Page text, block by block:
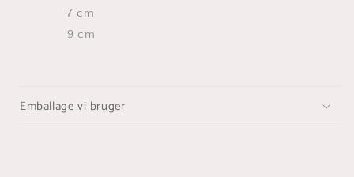
7 cm
9 cm
Emballage vi bruger